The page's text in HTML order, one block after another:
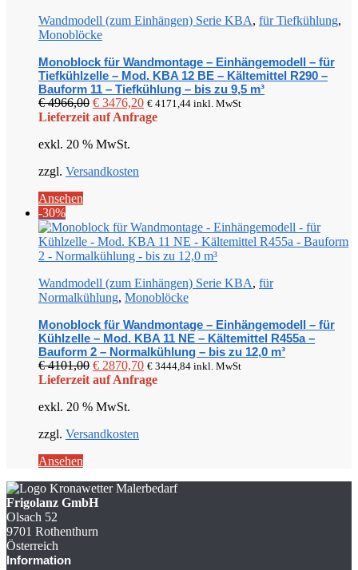
Wandmodell (zum Einhängen) Serie KBA, für Tiefkühlung,
Monoblöcke
Monoblock für Wandmontage – Einhängemodell – für
Tiefkühlzelle – Mod. KBA 12 BE – Kältemittel R290 –
Bauform 11 – Tiefkühlung – bis zu 9,5 m³
€4966,00 Ursprünglicher
Preis
€ 4966,00
€ 3476,20Aktueller
Preis
€ 4171,44 inkl. MwSt
Lieferzeit auf Anfrage
exkl. 20 % MwSt.
zzgl. Versandkosten
Ansehen
-30%
Wandmodell (zum Einhängen) Serie KBA, für
Normalkühlung, Monoblöcke
Monoblock für Wandmontage – Einhängemodell – für
Kühlzelle – Mod. KBA 11 NE – Kältemittel R455a –
Bauform 2 – Normalkühlung – bis zu 12,0 m³
€4101,00 Ursprünglicher
Preis
€ 4101,00
€ 2870,70Aktueller
Preis
€ 3444,84 inkl. MwSt
Lieferzeit auf Anfrage
exkl. 20 % MwSt.
zzgl. Versandkosten
Ansehen
Frigolanz GmbH
Olsach 52
9701 Rothenthurn
Österreich
Information